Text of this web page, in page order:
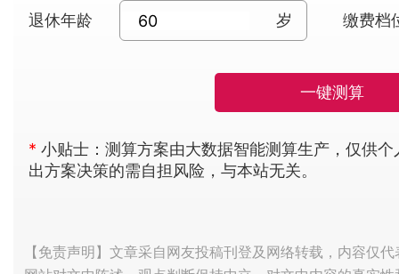
退休年龄 岁 缴费档
一键测算
* 小贴士：测算方案由大数据智能测算生产，仅供
出方案决策的需自担风险，与本站无关。
【免责声明】文章采自网友投稿刊登及网络转载，内容仅